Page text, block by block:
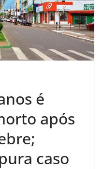
é
após
caso